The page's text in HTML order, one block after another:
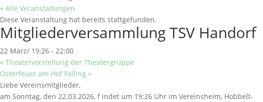
« Alle Veranstaltungen
Diese Veranstaltung hat bereits stattgefunden.
Mitgliederversammlung TSV Handorf
22 März/ 19:26 - 22:00
« Theatervorstellung der Theatergruppe
Osterfeuer am Hof Fölling »
Liebe Vereinsmitglieder,
am Sonntag, den 22.03.2026, f indet um 19:26 Uhr im Vereinsheim, Hobbelt-